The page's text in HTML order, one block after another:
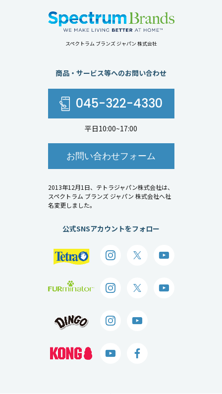
スペクトラム ブランズ ジャパン 株式会社
商品・サービス等へのお問い合わせ
045-322-4330
平日10:00~17:00
お問い合わせフォーム
2013年12月1日、テトラジャパン株式会社は、
スペクトラム ブランズ ジャパン 株式会社へ社
名変更しました。
公式SNSアカウントをフォロー